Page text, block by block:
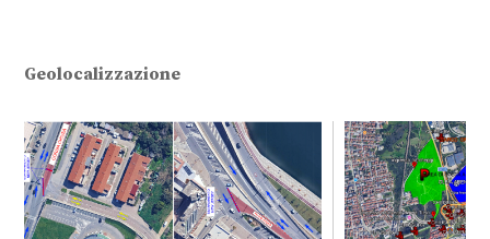
Geolocalizzazione